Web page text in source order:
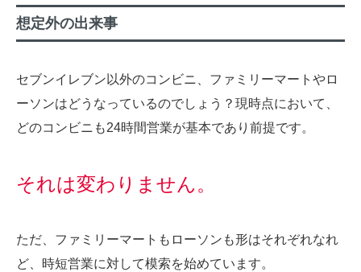
想定外の出来事
セブンイレブン以外のコンビニ、ファミリーマートやロ
ーソンはどうなっているのでしょう？現時点において、
どのコンビニも24時間営業が基本であり前提です。
それは変わりません。
ただ、ファミリーマートもローソンも形はそれぞれなれ
ど、時短営業に対して模索を始めています。